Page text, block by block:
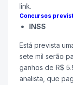
link.
Concursos
INSS
Está prevista
sete mil serão
ganhos de R$
analista, que